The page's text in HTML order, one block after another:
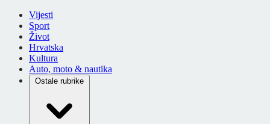
Vijesti
Sport
Život
Hrvatska
Kultura
Auto, moto & nautika
Ostale rubrike